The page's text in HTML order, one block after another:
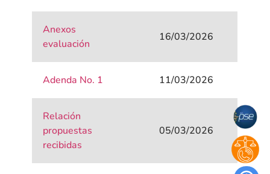
Anexos
evaluación
16/03/2026
Adenda No. 1 11/03/2026
Relación
propuestas
recibidas
05/03/2026